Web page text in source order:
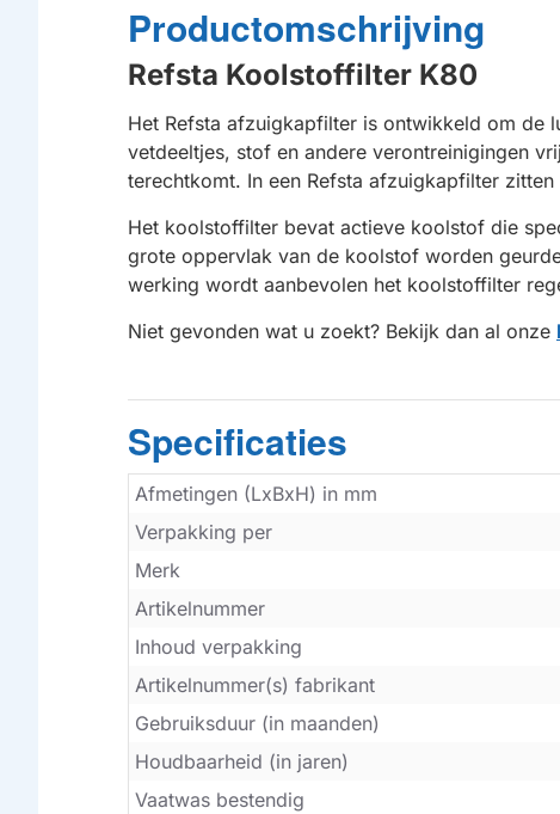
Productomschrijving
Refsta Koolstoffilter K80
Het Refsta afzuigkapfilter is ontwikkeld om de
vetdeeltjes, stof en andere verontreinigingen
terechtkomt. In een Refsta afzuigkapfilter
Het koolstoffilter bevat actieve koolstof die
grote oppervlak van de koolstof worden
werking wordt aanbevolen het koolstoffilter
Niet gevonden wat u zoekt? Bekijk dan al onze
Specificaties
Afmetingen (LxBxH) in mm
Verpakking per
Merk
Artikelnummer
Inhoud verpakking
Artikelnummer(s) fabrikant
Gebruiksduur (in maanden)
Houdbaarheid (in jaren)
Vaatwas bestendig